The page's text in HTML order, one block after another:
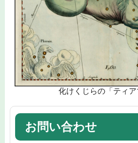
化けくじらの「ティア
お問い合わせ